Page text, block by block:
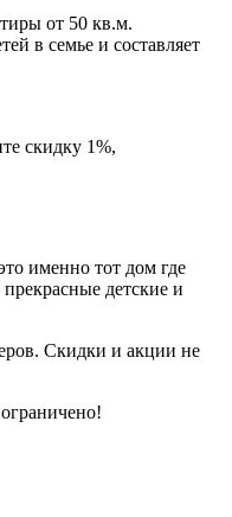
от 50 кв.м.
в семье и составляет
скидку 1%,
именно тот дом где
детские и
Скидки и акции не